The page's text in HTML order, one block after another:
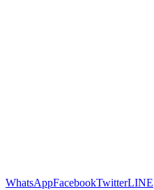
WhatsAppFacebookTwitterLINE